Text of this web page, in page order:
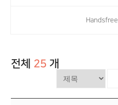
Handsfree
전체 25 개